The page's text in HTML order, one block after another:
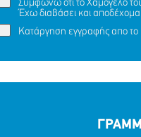
Συμφωνώ ότι το Χαμόγελο του
Έχω διαβάσει και
Κατάργηση εγγραφής απο